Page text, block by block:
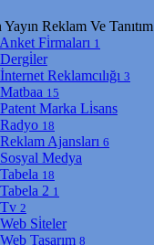
Yayın Reklam Ve Tanıtım
Anket Fi̇rmaları 1
Dergi̇ler
İnternet Reklamcılığı 3
Matbaa 15
Patent Marka Li̇sans
Radyo 18
Reklam Ajansları 6
Sosyal Medya
Tabela 18
Tabela 2 1
Tv 2
Web Si̇teler
Web Tasarım 8